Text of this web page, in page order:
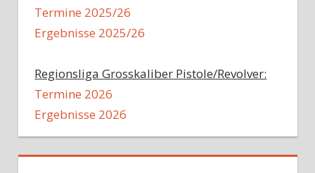
Termine 2025/26
Ergebnisse 2025/26
Regionsliga Grosskaliber Pistole/Revolver:
Termine 2026
Ergebnisse 2026